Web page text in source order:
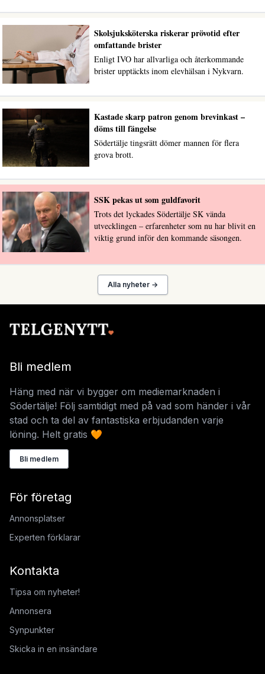
Skolsjuksköterska riskerar prövotid efter
omfattande brister
Enligt IVO har allvarliga och återkommande
brister upptäckts inom elevhälsan i Nykvarn.
Kastade skarp patron genom brevinkast –
döms till fängelse
Södertälje tingsrätt dömer mannen för flera
grova brott.
SSK pekas ut som guldfavorit
Trots det lyckades Södertälje SK vända
utvecklingen – erfarenheter som nu har blivit en
viktig grund inför den kommande säsongen.
Alla nyheter →
Bli medlem
Häng med när vi bygger om mediemarknaden i
Södertälje! Följ samtidigt med på vad som händer i vår
stad och ta del av fantastiska erbjudanden varje
löning. Helt gratis 🧡
Bli medlem
För företag
Annonsplatser
Experten förklarar
Kontakta
Tipsa om nyheter!
Annonsera
Synpunkter
Skicka in en insändare